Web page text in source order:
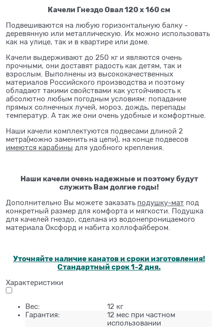
Качели Гнездо Овал 120 х 160 см
Подвешиваются на любую горизонтальную балку -
деревянную или металлическую. Их можно использовать
как на улице, так и в квартире или доме.
Качели выдерживают до 250 кг и являются очень
прочными, они доставят радость как детям, так и
взрослым. Выполнены из высококачественных
материалов Российского производства и поэтому
обладают такими свойствами как устойчивость к
абсолютно любым погодным условиям: попадание
прямых солнечных лучей, мороз, дождь, перепады
температур. А так же они очень удобные и комфортные.
Наши качели комплектуются подвесами длиной 2
метра(можно заменить на цепи), на конце подвесов
имеются карабины для удобного крепления.
Наши качели очень надежные и поэтому будут
служить Вам долгие годы!
⁠Дополнительно Вы можете заказать подушку-мат под
конкретный размер для комфорта и мягкости. Подушка
для качелей гнездо, сделана из водонепроницаемого
материала Оксфорд и набита холлофайбером.
Уточняйте наличие канатов и сроки изготовления!
Стандартный срок 1-2 дня.
Характеристики
Вес:
12 кг
Гарантия:
12 мес при частном
использовании